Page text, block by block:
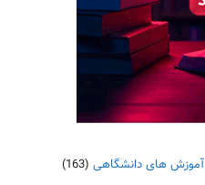
آموزش های دانشگاهی (163)